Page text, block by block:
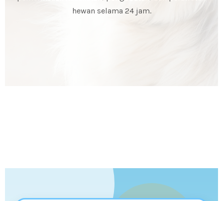
hewan selama 24 jam.